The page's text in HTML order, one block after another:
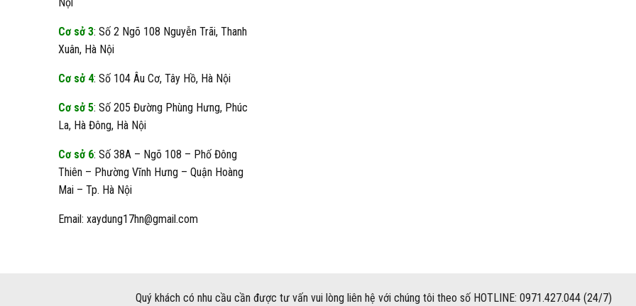
Cơ sở 3: Số 2 Ngõ 108 Nguyễn Trãi, Thanh
Xuân, Hà Nội
Cơ sở 4: Số 104 Âu Cơ, Tây Hồ, Hà Nội
Cơ sở 5: Số 205 Đường Phùng Hưng, Phúc
La, Hà Đông, Hà Nội
Cơ sở 6: Số 38A – Ngõ 108 – Phố Đông
Thiên – Phường Vĩnh Hưng – Quận Hoàng
Mai – Tp. Hà Nội
Email: xaydung17hn@gmail.com
Quý khách có nhu cầu cần được tư vấn vui lòng liên hệ với chúng tôi theo số HOTLINE: 0971.427.044 (24/7)